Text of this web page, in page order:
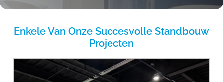
Enkele Van Onze Succesvolle Standbouw
Projecten